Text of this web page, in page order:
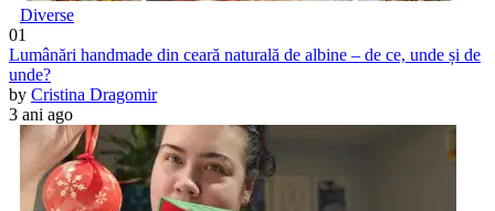
Diverse
01
Lumânări handmade din ceară naturală de albine – de ce, unde și de
unde?
by Cristina Dragomir
3 ani ago